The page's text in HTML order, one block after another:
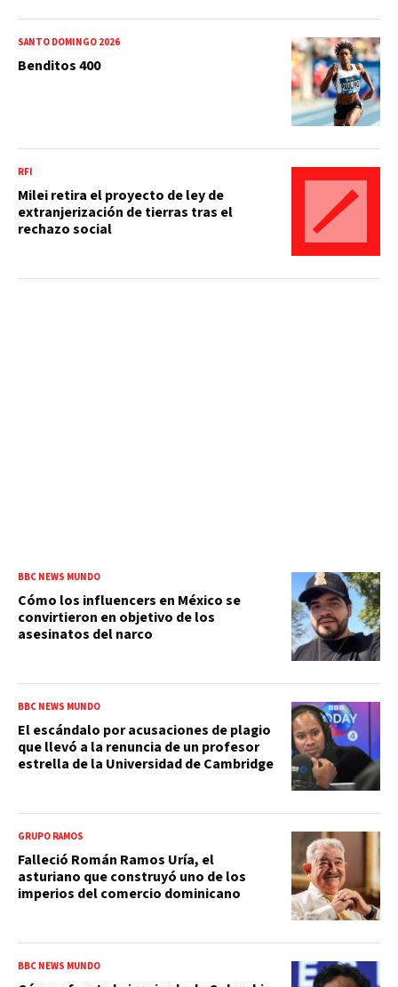
SANTO DOMINGO 2026
Benditos 400
RFI
Milei retira el proyecto de ley de
extranjerización de tierras tras el
rechazo social
BBC NEWS MUNDO
Cómo los influencers en México se
convirtieron en objetivo de los
asesinatos del narco
BBC NEWS MUNDO
El escándalo por acusaciones de plagio
que llevó a la renuncia de un profesor
estrella de la Universidad de Cambridge
GRUPO RAMOS
Falleció Román Ramos Uría, el
asturiano que construyó uno de los
imperios del comercio dominicano
BBC NEWS MUNDO